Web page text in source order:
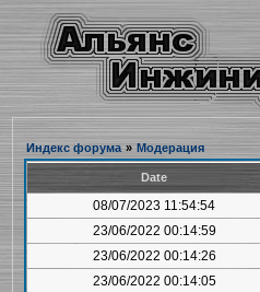
Индекс форума » Модерация
Date
08/07/2023 11:54:54
23/06/2022 00:14:59
23/06/2022 00:14:26
23/06/2022 00:14:05